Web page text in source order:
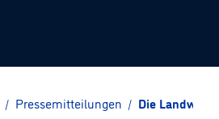
/ Pressemitteilungen / Die